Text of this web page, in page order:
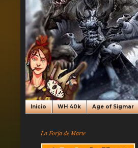
Inicio WH 40k Age of Sigmar
La Forja de Marte